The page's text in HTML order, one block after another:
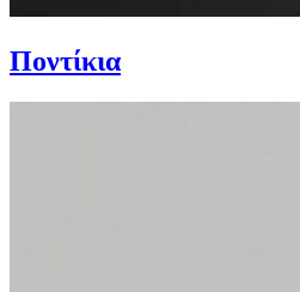
Ποντίκια